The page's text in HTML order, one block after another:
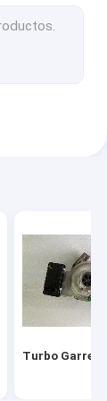
Turbo Garrett